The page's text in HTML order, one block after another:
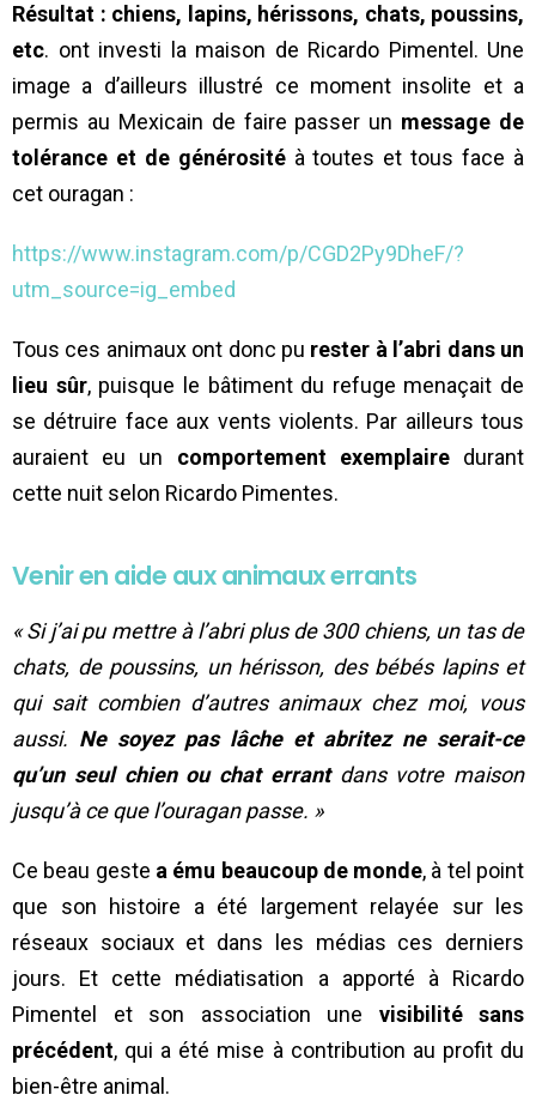
Résultat : chiens, lapins, hérissons, chats, poussins,
etc. ont investi la maison de Ricardo Pimentel. Une
image a d’ailleurs illustré ce moment insolite et a
permis au Mexicain de faire passer un message de
tolérance et de générositéà toutes et tous face à
cet ouragan :
https://www.instagram.com/p/CGD2Py9DheF/?
utm_source=ig_embed
Tous ces animaux ont donc pu rester à l’abri dans un
lieu sûr, puisque le bâtiment du refuge menaçait de
se détruire face aux vents violents. Par ailleurs tous
auraient eu un comportement exemplairedurant
cette nuit selon Ricardo Pimentes.
Venir en aide aux animaux errants
« Si j’ai pu mettre à l’abri plus de 300 chiens, un tas de
chats, de poussins, un hérisson, des bébés lapins et
qui sait combien d’autres animaux chez moi, vous
aussi. Ne soyez pas lâche et abritez ne serait-ce
qu’un seul chien ou chat errantdans votre maison
jusqu’à ce que l’ouragan passe. »
Ce beau geste a ému beaucoup de monde, à tel point
que son histoire a été largement relayée sur les
réseaux sociaux et dans les médias ces derniers
jours. Et cette médiatisation a apporté à Ricardo
Pimentel et son association une visibilité sans
précédent, qui a été mise à contribution au profit du
bien-être animal.